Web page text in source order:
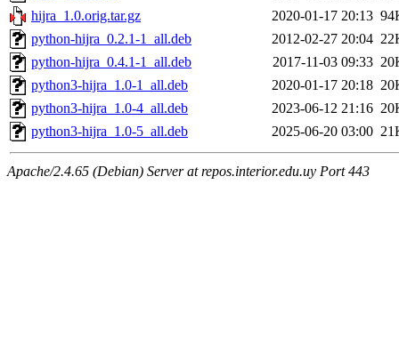
hijra_1.0.orig.tar.gz
2020-01-17 20:13
python-hijra_0.2.1-1_all.deb
2012-02-27 20:04
python-hijra_0.4.1-1_all.deb
2017-11-03 09:33
python3-hijra_1.0-1_all.deb
2020-01-17 20:18
python3-hijra_1.0-4_all.deb
2023-06-12 21:16
python3-hijra_1.0-5_all.deb
2025-06-20 03:00
Apache/2.4.65 (Debian) Server at repos.interior.edu.uy Port 443